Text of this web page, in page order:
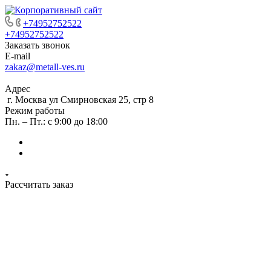
+74952752522
+74952752522
Заказать звонок
E-mail
zakaz@metall-ves.ru
Адрес
г. Москва ул Смирновская 25, стр 8
Режим работы
Пн. – Пт.: с 9:00 до 18:00
Рассчитать заказ